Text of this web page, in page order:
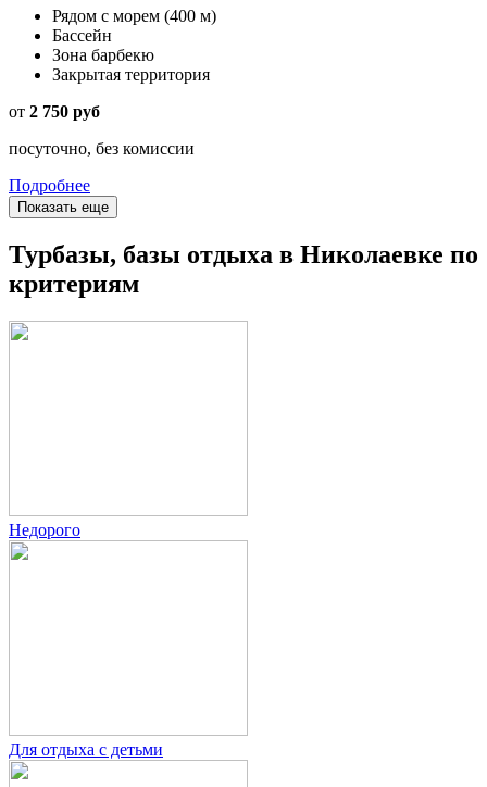
Рядом с морем (400 м)
Бассейн
Зона барбекю
Закрытая территория
от 2 750 руб
посуточно, без комиссии
Подробнее
Показать еще
Турбазы, базы отдыха в Николаевке по
критериям
Недорого
Для отдыха с детьми